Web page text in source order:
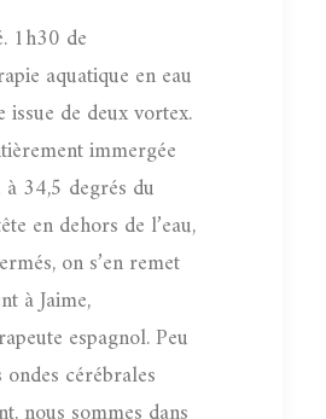
1h30 de
aquatique en eau
issue de deux vortex.
immergée
à 34,5 degrés du
en dehors de l’eau,
on s’en remet
à Jaime,
espagnol. Peu
ondes cérébrales